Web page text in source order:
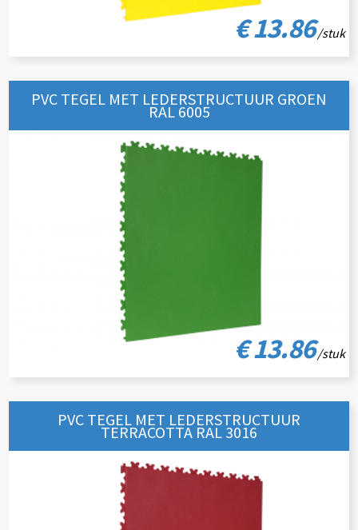
€ 13.86/stuk
PVC TEGEL MET LEDERSTRUCTUUR GROEN
RAL 6005
€ 13.86/stuk
PVC TEGEL MET LEDERSTRUCTUUR
TERRACOTTA RAL 3016